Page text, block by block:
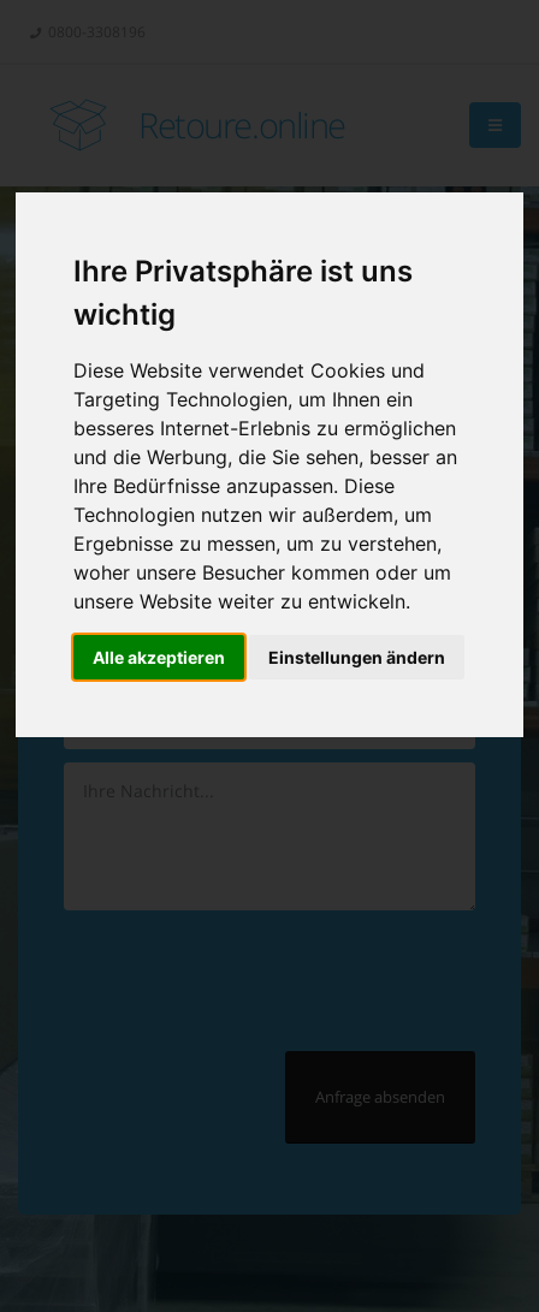
Ihre Privatsphäre ist uns
wichtig
Diese Website verwendet Cookies und
Targeting Technologien, um Ihnen ein
besseres Internet-Erlebnis zu ermöglichen
und die Werbung, die Sie sehen, besser an
Ihre Bedürfnisse anzupassen. Diese
Technologien nutzen wir außerdem, um
Ergebnisse zu messen, um zu verstehen,
woher unsere Besucher kommen oder um
unsere Website weiter zu entwickeln.
Alle akzeptieren Einstellungen ändern
Retoure.online
Retouren-
Management?
Vereinbaren Sie einenRückruf
Hinterlassen Sie uns gern eine persönliche Nachricht.